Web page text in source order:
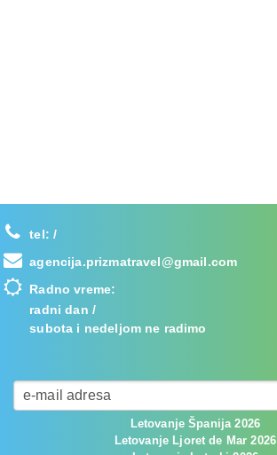
tel:/
agencija.prizmatravel@gmail.com
Radno vreme:
radni dan /
subota i nedeljom ne radimo
Letovanje Španija 2026
Letovanje Ljoret de Mar 2026